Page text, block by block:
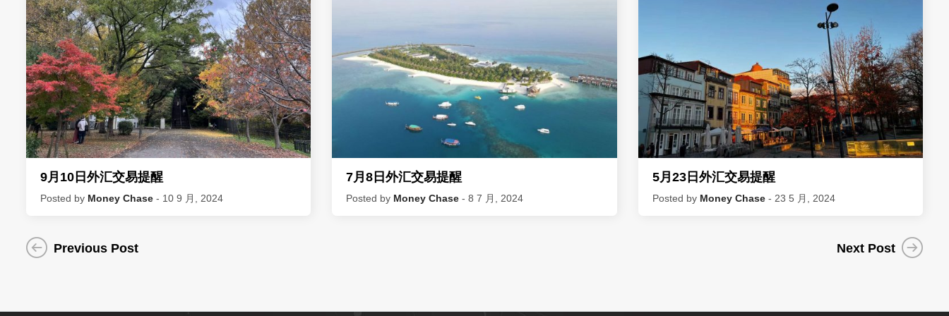
9月10日外汇交易提醒
Posted by Money Chase - 10 9 月, 2024
7月8日外汇交易提醒
Posted by Money Chase - 8 7 月, 2024
5月23日外汇交易提醒
Posted by Money Chase- 23 5 月, 2024
Previous Post Next Post